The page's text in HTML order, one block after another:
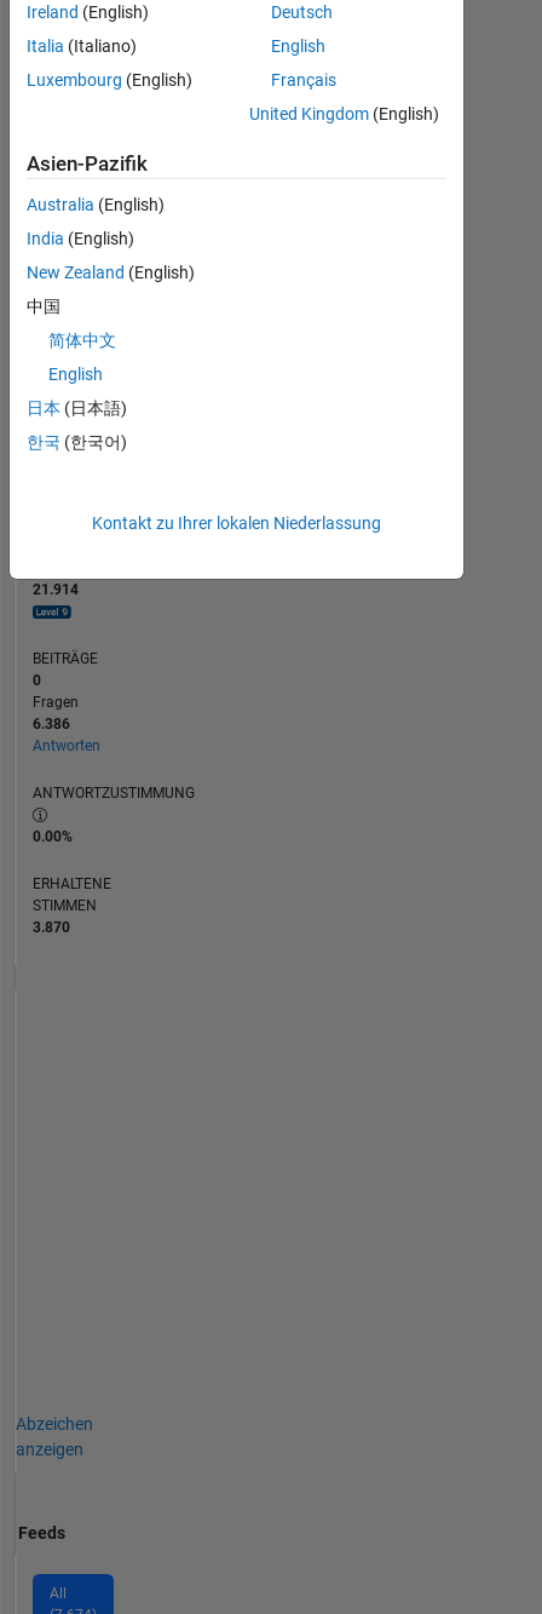
BEITRÄGE 100
180
100
120
80
60
20
-20
-40
200
RANG
10
21.914
BEITRÄGE
0
Fragen
6.386
Antworten
ANTWORTZUSTIMMUNG
0.00%
ERHALTENE
STIMMEN
3.870
Abzeichen
anzeigen
Feeds
All
Ireland (English)
Italia (Italiano)
Luxembourg (English)
Deutsch
English
Français
United Kingdom (English)
Asien-Pazifik
Australia (English)
India (English)
New Zealand (English)
中国
简体中文
English
日本 (日本語)
한국 (한국어)
Kontakt zu Ihrer lokalen Niederlassung